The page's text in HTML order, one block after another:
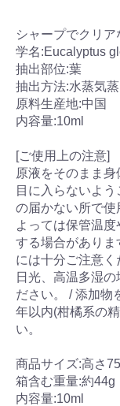
シャープでクリア
学名:Eucalyptus
抽出部位:葉
抽出方法:水蒸気
原料生産地:中国
内容量:10ml
[ご使用上の注意]
原液をそのまま身
目に入らないよ
の届かない所で使
よっては保管温
する場合があり
には十分ご注意
日光、高温多湿
ださい。 / 添加物
年以内(柑橘系の
い。
商品サイズ:高さ
箱含む重量:約44g
内容量:10ml